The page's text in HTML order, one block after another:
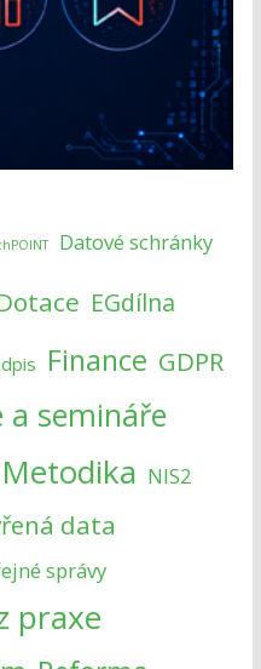
Datové schránky
EGdílna
Finance GDPR
a semináře
Metodika NIS2
data
správy
praxe